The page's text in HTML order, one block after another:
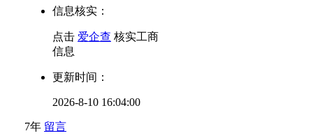
信息核实：
点击 爱企查 核实工商
信息
更新时间：
2026-8-10 16:04:00
7年 留言